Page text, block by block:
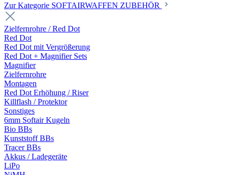
Zur Kategorie SOFTAIRWAFFEN ZUBEHÖR
Zielfernrohre / Red Dot
Red Dot
Red Dot mit Vergrößerung
Red Dot + Magnifier Sets
Magnifier
Zielfernrohre
Montagen
Red Dot Erhöhung / Riser
Killflash / Protektor
Sonstiges
6mm Softair Kugeln
Bio BBs
Kunststoff BBs
Tracer BBs
Akkus / Ladegeräte
LiPo